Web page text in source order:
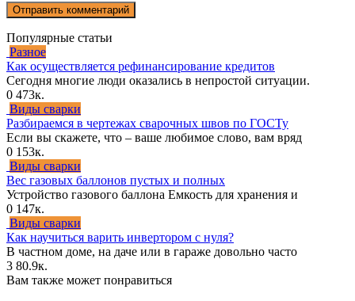
Популярные статьи
Разное
Как осуществляется рефинансирование кредитов
Сегодня многие люди оказались в непростой ситуации.
0 473к.
Виды сварки
Разбираемся в чертежах сварочных швов по ГОСТу
Если вы скажете, что – ваше любимое слово, вам вряд
0 153к.
Виды сварки
Вес газовых баллонов пустых и полных
Устройство газового баллона Емкость для хранения и
0 147к.
Виды сварки
Как научиться варить инвертором с нуля?
В частном доме, на даче или в гараже довольно часто
3 80.9к.
Вам также может понравиться